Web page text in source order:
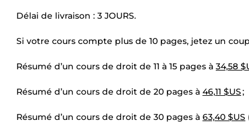
Délai de livraison : 3 JOURS.
Si votre cours compte plus de 10 pages, jetez un
Résumé d’un cours de droit de 11 à 15 pages à 34,58
Résumé d’un cours de droit de 20 pages à 46,11 $US;
Résumé d’un cours de droit de 30 pages à 63,40 $US